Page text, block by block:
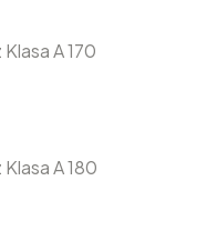
A 170
A 180